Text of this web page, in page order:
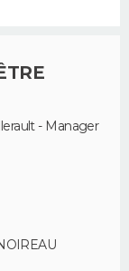
- Manager